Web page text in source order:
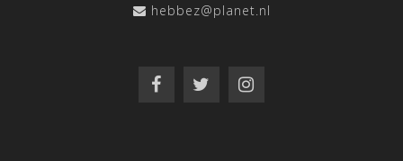
hebbez@planet.nl